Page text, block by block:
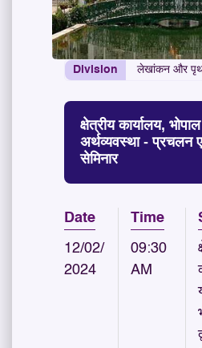
Division लेखांकन और
क्षेत्रीय कार्यालय,
अर्थव्यवस्था - प्रचलन
सेमिनार
Date
12/02/
2024
Time
09:30
AM